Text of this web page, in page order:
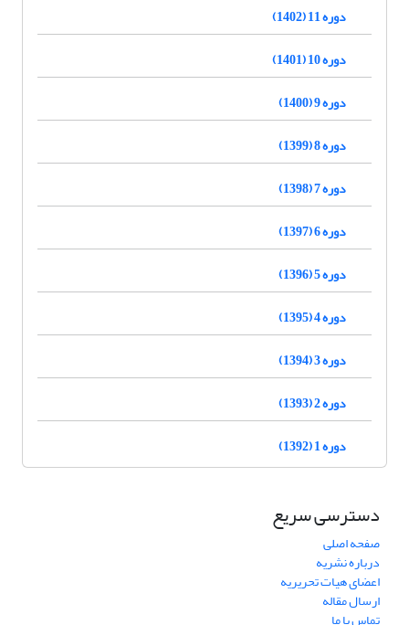
دوره 11 (1402)
دوره 10 (1401)
دوره 9 (1400)
دوره 8 (1399)
دوره 7 (1398)
دوره 6 (1397)
دوره 5 (1396)
دوره 4 (1395)
دوره 3 (1394)
دوره 2 (1393)
دوره 1 (1392)
دسترسی سریع
صفحه اصلی
درباره نشریه
اعضای هیات تحریریه
ارسال مقاله
تماس با ما